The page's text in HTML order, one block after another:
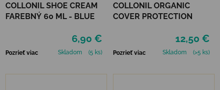
COLLONIL SHOE CREAM
FAREBNÝ 60 ML - BLUE
6,90 €
Pozrieť viac Skladom (5 ks)
COLLONIL ORGANIC
COVER PROTECTION
12,50 €
Pozrieť viac Skladom (>5 ks)